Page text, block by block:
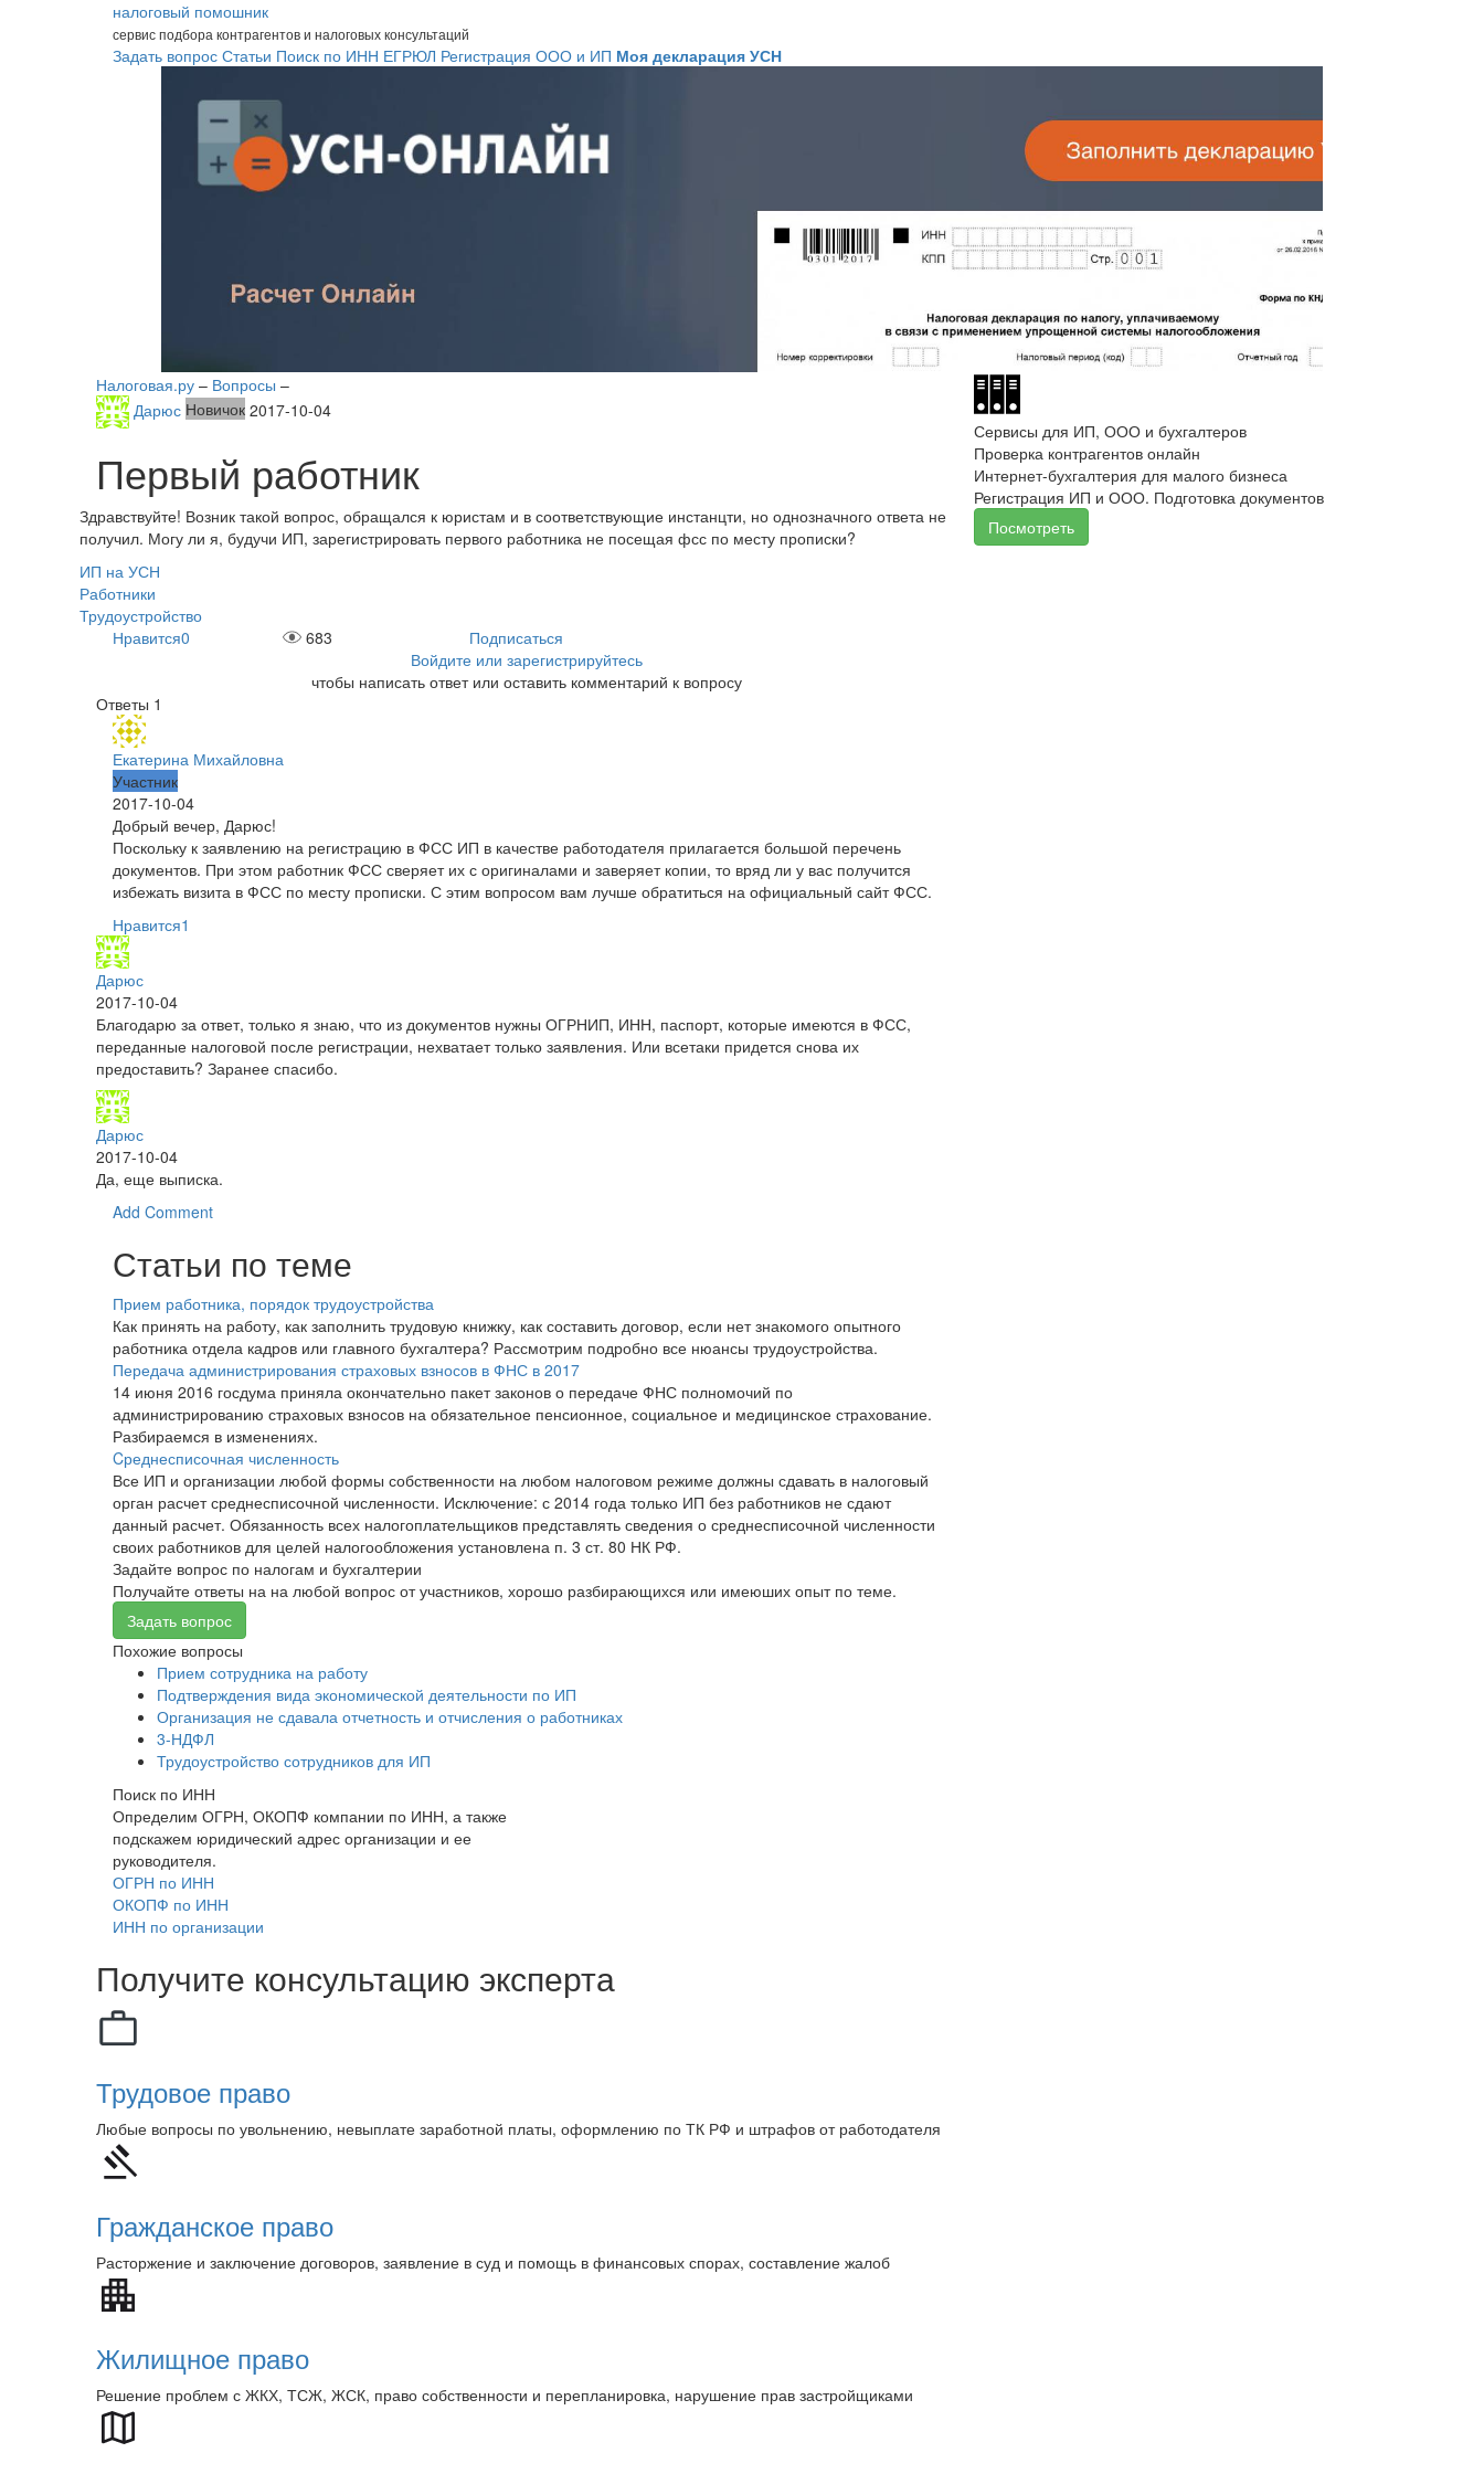
налоговый помошник
сервис подбора контрагентов и налоговых консультаций
Задать вопрос Статьи Поиск по ИНН ЕГРЮЛ Регистрация ООО и ИП Моя декларация УСН
Налоговая.ру – Вопросы –
Дарюс Новичок 2017-10-04
Первый работник
Здравствуйте! Возник такой вопрос, обращался к юристам и в соответствующие инстанцти, но однозначного ответа не
получил. Могу ли я, будучи ИП, зарегистрировать первого работника не посещая фсс по месту прописки?
ИП на УСН
Работники
Трудоустройство
Нравится0 683
Подписаться
Войдите или зарегистрируйтесь
чтобы написать ответ или оставить комментарий к вопросу
Ответы 1
Екатерина Михайловна
Участник
2017-10-04
Добрый вечер, Дарюс!
Поскольку к заявлению на регистрацию в ФСС ИП в качестве работодателя прилагается большой перечень
документов. При этом работник ФСС сверяет их с оригиналами и заверяет копии, то вряд ли у вас получится
избежать визита в ФСС по месту прописки. С этим вопросом вам лучше обратиться на официальный сайт ФСС.
Нравится1
Дарюс
2017-10-04
Благодарю за ответ, только я знаю, что из документов нужны ОГРНИП, ИНН, паспорт, которые имеются в ФСС,
переданные налоговой после регистрации, нехватает только заявления. Или всетаки придется снова их
предоставить? Заранее спасибо.
Дарюс
2017-10-04
Да, еще выписка.
Add Comment
Статьи по теме
Прием работника, порядок трудоустройства
Как принять на работу, как заполнить трудовую книжку, как составить договор, если нет знакомого опытного
работника отдела кадров или главного бухгалтера? Рассмотрим подробно все нюансы трудоустройства.
Передача администрирования страховых взносов в ФНС в 2017
14 июня 2016 госдума приняла окончательно пакет законов о передаче ФНС полномочий по
администрированию страховых взносов на обязательное пенсионное, социальное и медицинское страхование.
Разбираемся в изменениях.
Cреднесписочная численность
Все ИП и организации любой формы собственности на любом налоговом режиме должны сдавать в налоговый
орган расчет среднесписочной численности. Исключение: с 2014 года только ИП без работников не сдают
данный расчет. Обязанность всех налогоплательщиков представлять сведения о среднесписочной численности
своих работников для целей налогообложения установлена п. 3 ст. 80 НК РФ.
Задайте вопрос по налогам и бухгалтерии
Получайте ответы на на любой вопрос от участников, хорошо разбирающихся или имеюших опыт по теме.
Задать вопрос
Похожие вопросы
Прием сотрудника на работу
Подтверждения вида экономической деятельности по ИП
Организация не сдавала отчетность и отчисления о работниках
3-НДФЛ
Трудоустройство сотрудников для ИП
Поиск по ИНН
Определим ОГРН, ОКОПФ компании по ИНН, а также
подскажем юридический адрес организации и ее
руководителя.
ОГРН по ИНН
ОКОПФ по ИНН
ИНН по организации
Сервисы для ИП, ООО и бухгалтеров
Проверка контрагентов онлайн
Интернет-бухгалтерия для малого бизнеса
Регистрация ИП и ООО. Подготовка документов
Посмотреть
Получите консультацию эксперта
Трудовое право
Любые вопросы по увольнению, невыплате заработной платы, оформлению по ТК РФ и штрафов от работодателя
Гражданское право
Расторжение и заключение договоров, заявление в суд и помощь в финансовых спорах, составление жалоб
Жилищное право
Решение проблем с ЖКХ, ТСЖ, ЖСК, право собственности и перепланировка, нарушение прав застройщиками